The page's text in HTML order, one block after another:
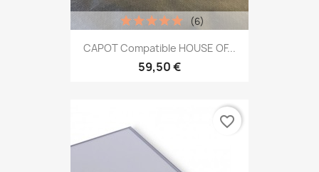
CAPOT Compatible HOUSE OF...
59,50 €
(6)
favorite_border